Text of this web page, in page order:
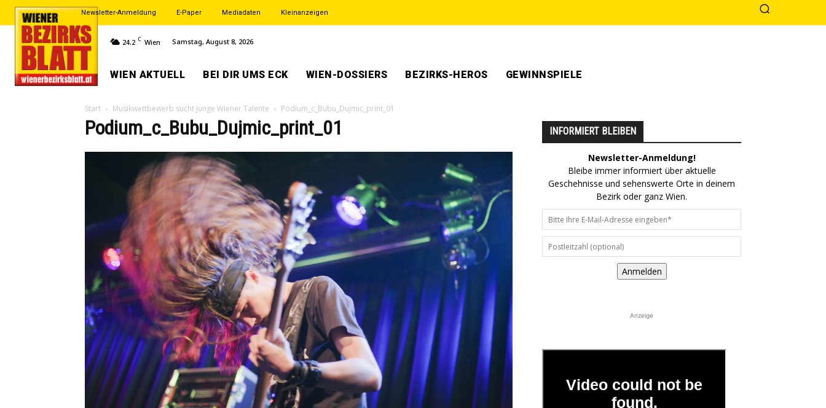
Newsletter-Anmeldung E-Paper Mediadaten Kleinanzeigen
24.2 C Wien Samstag, August 8, 2026
WIEN AKTUELL BEI DIR UMS ECK WIEN-DOSSIERS BEZIRKS-HEROS GEWINNSPIELE
Start Musikwettbewerb sucht junge Wiener Talente Podium_c_Bubu_Dujmic_print_01
Podium_c_Bubu_Dujmic_print_01 INFORMIERT BLEIBEN
Newsletter-Anmeldung!
Bleibe immer informiert über aktuelle
Geschehnisse und sehenswerte Orte in deinem
Bezirk oder ganz Wien.
Anmelden
Anzeige